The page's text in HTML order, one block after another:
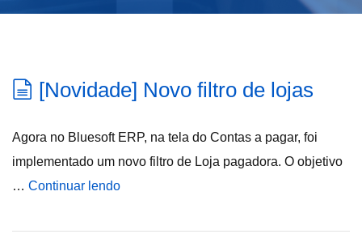
[Novidade] Novo filtro de lojas
Agora no Bluesoft ERP, na tela do Contas a pagar, foi
implementado um novo filtro de Loja pagadora. O objetivo
… Continuar lendo